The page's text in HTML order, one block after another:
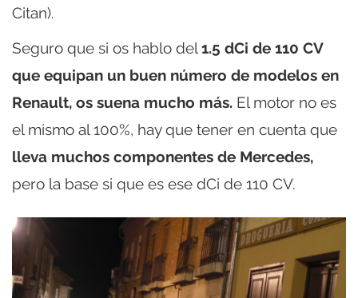
Citan).
Seguro que si os hablo del1.5 dCi de 110 CV
que equipan un buen número de modelos en
Renault, os suena mucho más. El motor no es
el mismo al 100%, hay que tener en cuenta que
lleva muchos componentes de Mercedes,
pero la base si que es ese dCi de 110 CV.